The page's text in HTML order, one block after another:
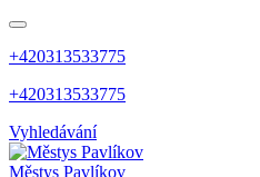
+420313533775
+420313533775
Vyhledávání
Městys Pavlíkov